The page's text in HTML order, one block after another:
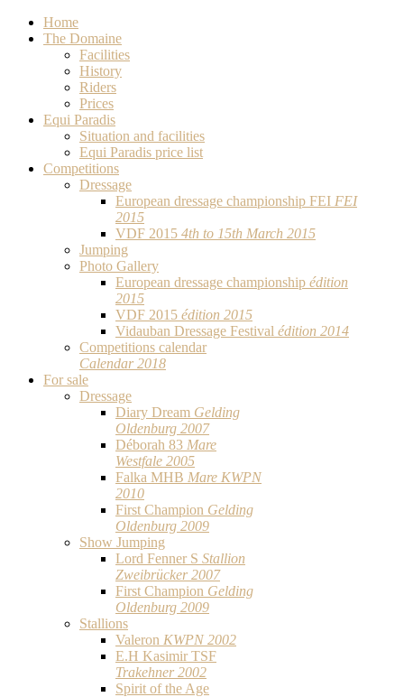
Home
The Domaine
Facilities
History
Riders
Prices
Equi Paradis
Situation and facilities
Equi Paradis price list
Competitions
Dressage
European dressage championship FEI FEI
2015
VDF 2015 4th to 15th March 2015
Jumping
Photo Gallery
European dressage championship édition
2015
VDF 2015 édition 2015
Vidauban Dressage Festival édition 2014
Competitions calendar
Calendar 2018
For sale
Dressage
Diary Dream Gelding
Oldenburg 2007
Déborah 83 Mare
Westfale 2005
Falka MHB Mare KWPN
2010
First Champion Gelding
Oldenburg 2009
Show Jumping
Lord Fenner S Stallion
Zweibrücker 2007
First Champion Gelding
Oldenburg 2009
Stallions
Valeron KWPN 2002
E.H Kasimir TSF
Trakehner 2002
Spirit of the Age